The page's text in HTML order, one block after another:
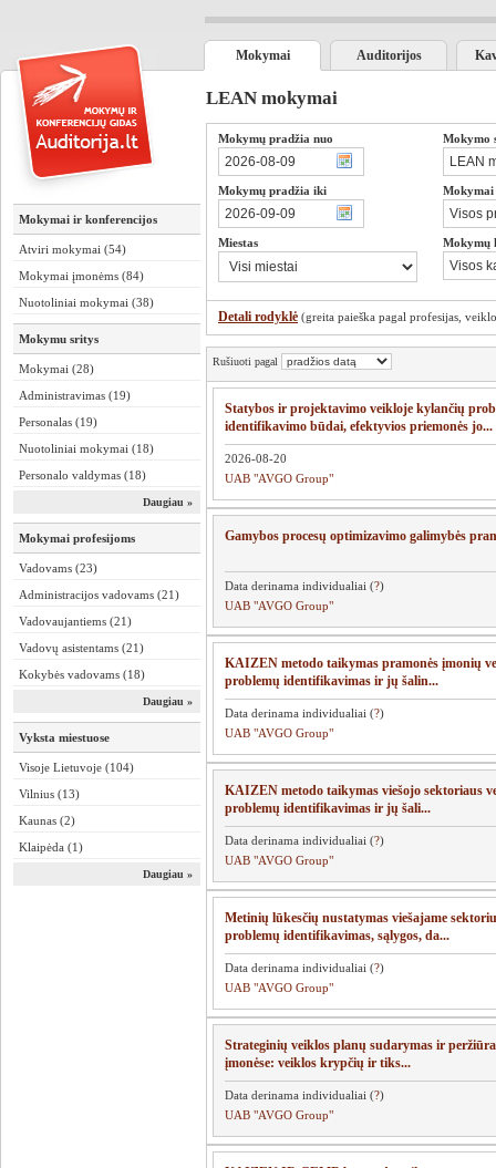
Mokymai Auditorijos
Mokymai ir konferencijos
Atviri mokymai (54)
Mokymai įmonėms (84)
Nuotoliniai mokymai (38)
Mokymu sritys
Mokymai (28)
Administravimas (19)
Personalas (19)
Nuotoliniai mokymai (18)
Personalo valdymas (18)
Daugiau »
Mokymai profesijoms
Vadovams (23)
Administracijos vadovams (21)
Vadovaujantiems (21)
Vadovų asistentams (21)
Kokybės vadovams (18)
Daugiau »
Vyksta miestuose
Visoje Lietuvoje (104)
Vilnius (13)
Kaunas (2)
Klaipėda (1)
Daugiau »
LEAN mokymai
Mokymų pradžia nuo
Mokymų pradžia iki
Miestas
Mokymo
Mokymų
Detali rodyklė (greita paieška pagal profesijas,
Rušiuoti pagal
Statybos ir projektavimo veikloje kylančių
identifikavimo būdai, efektyvios priemonės jo...
2026-08-20
UAB "AVGO Group"
Gamybos procesų optimizavimo galimybės
Data derinama individualiai (?)
UAB "AVGO Group"
KAIZEN metodo taikymas pramonės įmonių
problemų identifikavimas ir jų šalin...
Data derinama individualiai (?)
UAB "AVGO Group"
KAIZEN metodo taikymas viešojo sektoriaus
problemų identifikavimas ir jų šali...
Data derinama individualiai (?)
UAB "AVGO Group"
Metinių lūkesčių nustatymas viešajame
problemų identifikavimas, sąlygos, da...
Data derinama individualiai (?)
UAB "AVGO Group"
Strateginių veiklos planų sudarymas ir
įmonėse: veiklos krypčių ir tiks...
Data derinama individualiai (?)
UAB "AVGO Group"